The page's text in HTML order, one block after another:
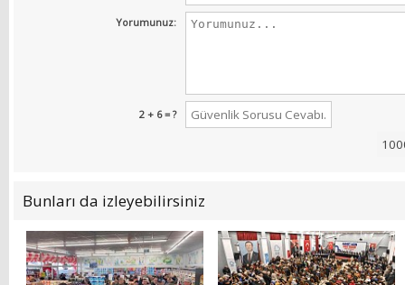
Yorumunuz:
2 + 6 = ?
Bunları da izleyebilirsiniz